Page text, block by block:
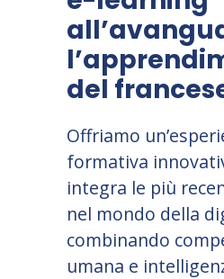
del
Offriamo
formativa
integra le più
nel mondo della
combinando
umana e